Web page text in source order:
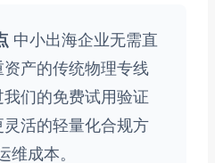
中小出海企业无需直
产的传统物理专线
们的免费试用验证
灵活的轻量化合规方
维成本。